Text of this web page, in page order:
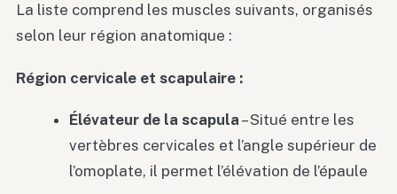
La liste comprend les muscles suivants, organisés
selon leur région anatomique :
Région cervicale et scapulaire :
Élévateur de la scapula – Situé entre les
vertèbres cervicales et l’angle supérieur de
l’omoplate, il permet l’élévation de l’épaule